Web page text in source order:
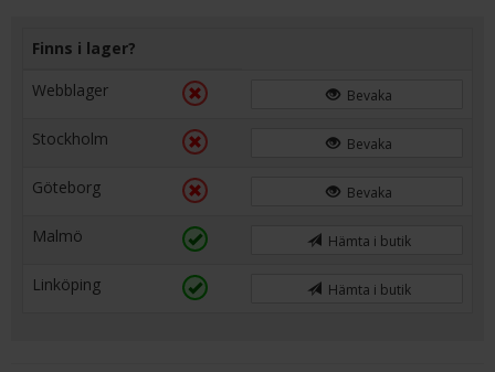
Finns i lager?
Webblager
Bevaka
Stockholm Bevaka
Göteborg Bevaka
Malmö Hämta i butik
Linköping Hämta i butik